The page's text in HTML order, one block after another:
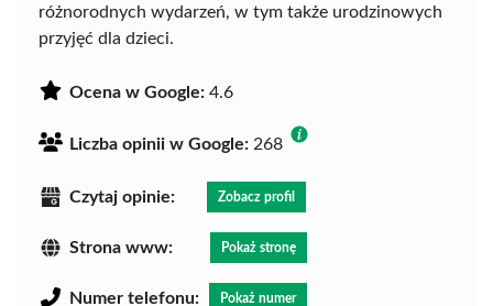
różnorodnych wydarzeń, w tym także urodzinowych
przyjęć dla dzieci.
Ocena w Google: 4.6
Liczba opinii w Google: 268
Czytaj opinie: Zobacz profil
Strona www: Pokaż stronę
Numer telefonu: Pokaż numer